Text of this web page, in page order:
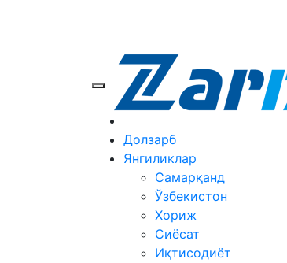
Долзарб
Янгиликлар
Самарқанд
Ўзбекистон
Хориж
Сиёсат
Иқтисодиёт